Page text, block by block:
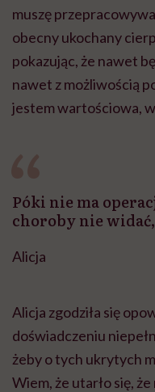
muszę
obecny ukochany
pokazując, że nawet
nawet z możliwością
jestem wartościowa,
Póki nie ma
choroby nie
Alicja
Alicja zgodziła się
doświadczeniu
żeby o tych ukrytych
Wiem, że utarło się,